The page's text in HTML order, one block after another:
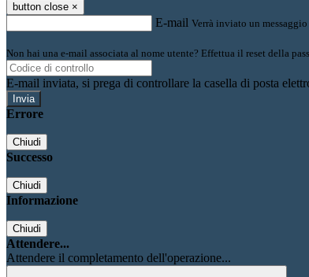
button close ×
E-mail Verrà inviato un
Non hai una e-mail associata al nome utente? Effettua il reset della
E-mail inviata, si prega di controllare la casella di posta
Errore
Chiudi
Successo
Chiudi
Informazione
Chiudi
Attendere...
Attendere il completamento dell'operazione...